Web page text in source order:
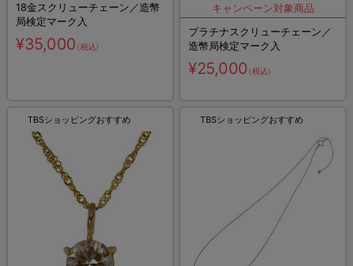
18金スクリューチェーン／造幣
局検定マーク入
¥35,000（税込）
プラチナスクリューチェーン／
造幣局検定マーク入
¥25,000（税込）
TBSショッピングおすすめ TBSショッピングおすすめ